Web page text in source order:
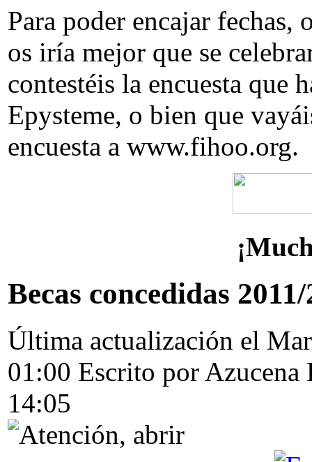
Para poder encajar fechas,
os iría mejor que se
contestéis la encuesta que
Epysteme, o bien que
encuesta a www.fihoo.org.
Becas concedidas
Última actualización el
01:00 Escrito por Azucena
14:05